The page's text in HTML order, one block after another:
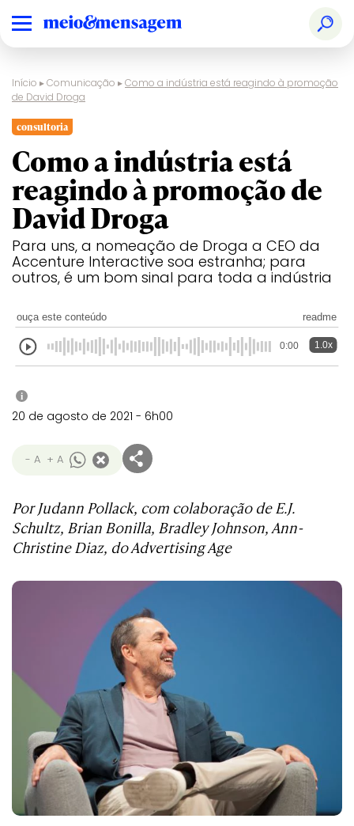
Início ▸Comunicação ▸Como a indústria está reagindo à promoção
de David Droga
consultoria
Como a indústria está
reagindo à promoção de
David Droga
Para uns, a nomeação de Droga a CEO da
Accenture Interactive soa estranha; para
outros, é um bom sinal para toda a indústria
ouça este conteúdo readme
0:00 1.0x
i
20 de agosto de 2021 - 6h00
- A + A
Por Judann Pollack, com colaboração de E.J.
Schultz, Brian Bonilla, Bradley Johnson, Ann-
Christine Diaz, do Advertising Age